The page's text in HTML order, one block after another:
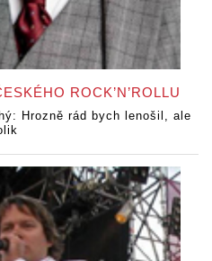
ROCK’N’ROLLU
Hrozně rád bych lenošil, ale